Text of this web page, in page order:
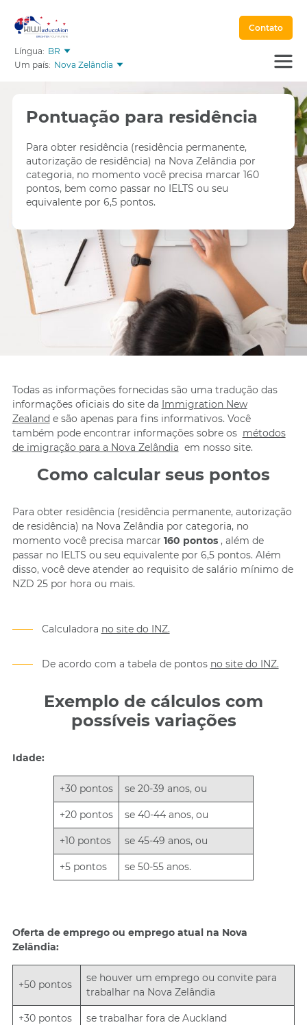
Língua: BR
Um país: Nova Zelândia
Contato
Pontuação para residência
Para obter residência (residência permanente,
autorização de residência) na Nova Zelândia por
categoria, no momento você precisa marcar 160
pontos, bem como passar no IELTS ou seu
equivalente por 6,5 pontos.
Todas as informações fornecidas são uma tradução das
informações oficiais do site da Immigration New
Zealand e são apenas para fins informativos. Você
também pode encontrar informações sobre os métodos
de imigração para a Nova Zelândia em nosso site.
Como calcular seus pontos
Para obter residência (residência permanente, autorização
de residência) na Nova Zelândia por categoria, no
momento você precisa marcar 160 pontos, além de
passar no IELTS ou seu equivalente por 6,5 pontos. Além
disso, você deve atender ao requisito de salário mínimo de
NZD 25 por hora ou mais.
Calculadora no site do INZ.
De acordo com a tabela de pontos no site do INZ.
Exemplo de cálculos com
possíveis variações
Idade:
+30 pontos se 20-39 anos, ou
+20 pontos se 40-44 anos, ou
+10 pontos se 45-49 anos, ou
+5 pontos se 50-55 anos.
Oferta de emprego ou emprego atual na Nova
Zelândia:
+50 pontos
se houver um emprego ou convite para
trabalhar na Nova Zelândia
+30 pontos se trabalhar fora de Auckland